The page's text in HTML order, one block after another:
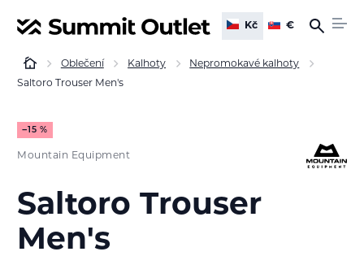
Kč €
Oblečení Kalhoty
Nepromokavé kalhoty
Saltoro Trouser Men's
−15 %
Mountain Equipment
Saltoro Trouser
Men's